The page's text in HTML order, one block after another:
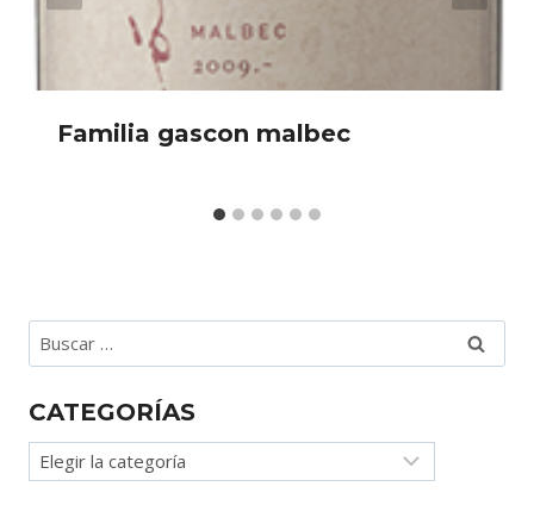
Familia gascon malbec
Buscar:
CATEGORÍAS
Categorías